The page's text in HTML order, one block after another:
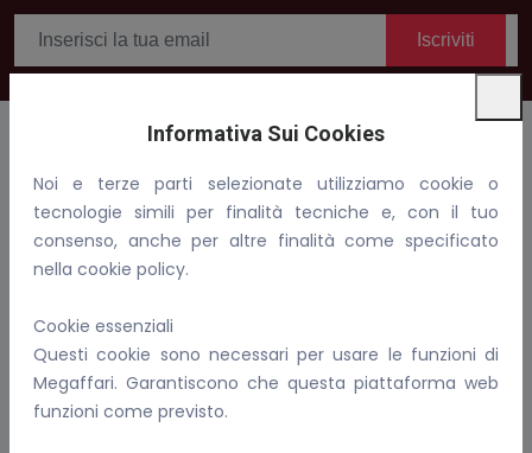
Informativa Sui Cookies
Noi e terze parti selezionate utilizziamo cookie o
tecnologie simili per finalità tecniche e, con il tuo
consenso, anche per altre finalità come specificato
nella cookie policy.
Cookie essenziali
Questi cookie sono necessari per usare le funzioni di
Megaffari. Garantiscono che questa piattaforma web
funzioni come previsto.
Iscriviti
Benvenuti in Megaffari, compra, vendi e fai affari!
Email:
info@megaffari.com
P.IVA: 02081690899
Per Conoscerci Meglio